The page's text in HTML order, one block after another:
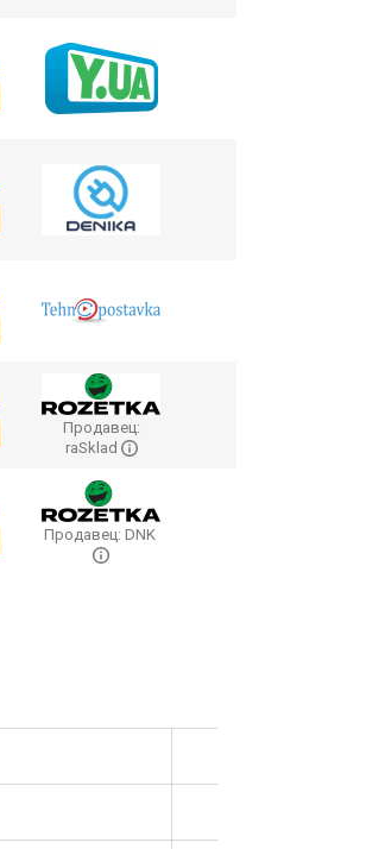
Продавец:
raSklad
Продавец: DNK